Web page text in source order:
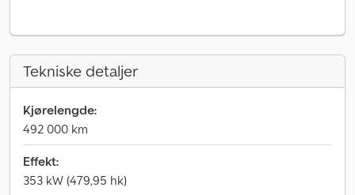
Tekniske detaljer
Kjørelengde:
492 000 km
Effekt:
353 kW (479,95 hk)